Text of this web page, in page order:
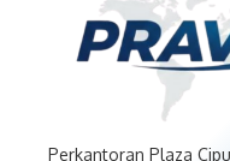
Perkantoran Plaza